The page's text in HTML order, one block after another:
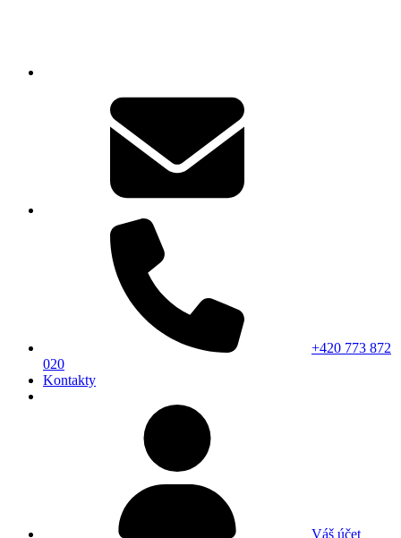
+420 773 872
020
Kontakty
Váš účet